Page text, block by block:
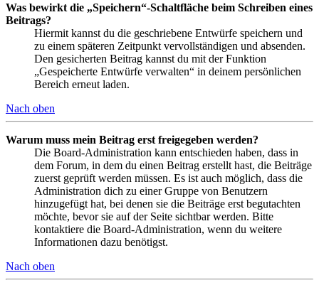
Was bewirkt die „Speichern“-Schaltfläche beim Schreiben eines
Beitrags?
Hiermit kannst du die geschriebene Entwürfe speichern und
zu einem späteren Zeitpunkt vervollständigen und absenden.
Den gesicherten Beitrag kannst du mit der Funktion
„Gespeicherte Entwürfe verwalten“ in deinem persönlichen
Bereich erneut laden.
Nach oben
Warum muss mein Beitrag erst freigegeben werden?
Die Board-Administration kann entschieden haben, dass in
dem Forum, in dem du einen Beitrag erstellt hast, die Beiträge
zuerst geprüft werden müssen. Es ist auch möglich, dass die
Administration dich zu einer Gruppe von Benutzern
hinzugefügt hat, bei denen sie die Beiträge erst begutachten
möchte, bevor sie auf der Seite sichtbar werden. Bitte
kontaktiere die Board-Administration, wenn du weitere
Informationen dazu benötigst.
Nach oben